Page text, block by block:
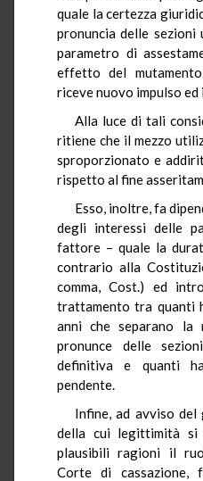
quale la certezza
pronuncia delle
parametro di
effetto del
riceve nuovo impulso
Alla luce di tali
ritiene che il mezzo
sproporzionato e
rispetto al fine
Esso, inoltre, fa
degli interessi delle
fattore – quale la
contrario alla
comma, Cost.) ed
trattamento tra quanti
anni che separano la
pronunce delle
definitiva e quanti
pendente.
Infine, ad avviso
della cui legittimità si
plausibili ragioni il
Corte di cassazione,